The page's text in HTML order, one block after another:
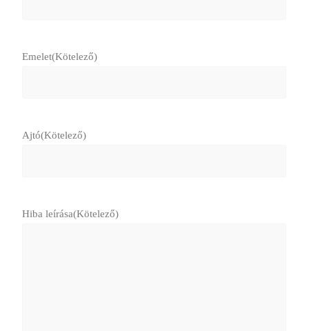
Emelet(Kötelező)
Ajtó(Kötelező)
Hiba leírása(Kötelező)